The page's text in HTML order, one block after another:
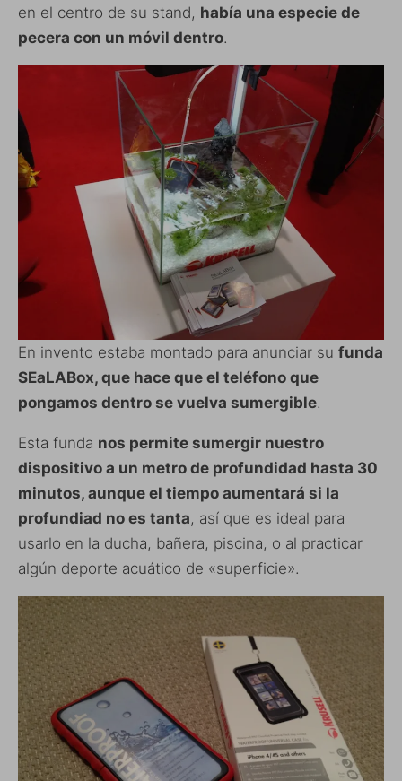
en el centro de su stand, había una especie de
pecera con un móvil dentro.
En invento estaba montado para anunciar su funda
SEaLABox, que hace que el teléfono que
pongamos dentro se vuelva sumergible.
Esta funda nos permite sumergir nuestro
dispositivo a un metro de profundidad hasta 30
minutos, aunque el tiempo aumentará si la
profundiad no es tanta, así que es ideal para
usarlo en la ducha, bañera, piscina, o al practicar
algún deporte acuático de «superficie».